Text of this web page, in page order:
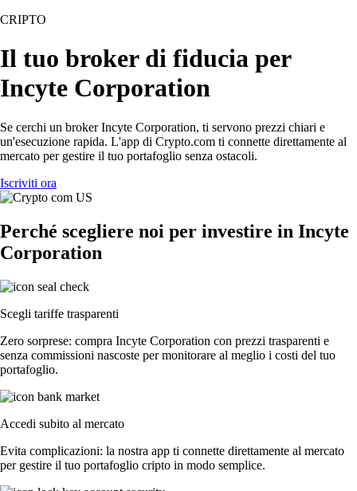
CRIPTO
Il tuo broker di fiducia per
Incyte Corporation
Se cerchi un broker Incyte Corporation, ti servono prezzi chiari e
un'esecuzione rapida. L'app di Crypto.com ti connette direttamente al
mercato per gestire il tuo portafoglio senza ostacoli.
Iscriviti ora
Perché scegliere noi per investire in Incyte
Corporation
Scegli tariffe trasparenti
Zero sorprese: compra Incyte Corporation con prezzi trasparenti e
senza commissioni nascoste per monitorare al meglio i costi del tuo
portafoglio.
Accedi subito al mercato
Evita complicazioni: la nostra app ti connette direttamente al mercato
per gestire il tuo portafoglio cripto in modo semplice.